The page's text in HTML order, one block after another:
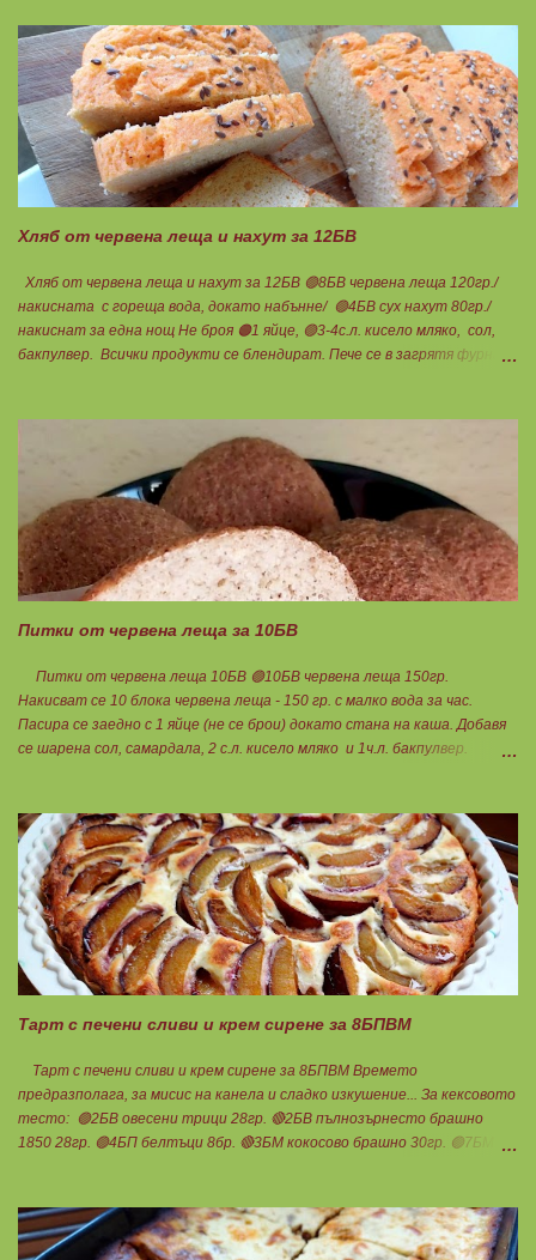
филтрация при качествените продукти отстранява млечната захар
и по този начин се избягват проблемите със алергии, задържане на
вода, подуване на стомаха, диария или друг тип дискомфорт.
Хляб от червена леща и нахут за 12БВ
Хляб от червена леща и нахут за 12БВ 🟢8БВ червена леща 120гр./
накисната с гореща вода, докато набънне/ 🟢4БВ сух нахут 80гр./
накиснат за една нощ Не броя 🟠1 яйце, 🟢3-4с.л. кисело мляко, сол,
бакпулвер. Всички продукти се блендират. Пече се в загрятя фурна
Питки от червена леща за 10БВ
Питки от червена леща 10БВ 🟢10БВ червена леща 150гр.
Накисват се 10 блока червена леща - 150 гр. с малко вода за час.
Пасира се заедно с 1 яйце (не се брои) докато стана на каша. Добавя
се шарена сол, самардала, 2 с.л. кисело мляко и 1ч.л. бакпулвер.
влажни ръце се оформят 10 еднакви топчета. Пече се в добре
загрята фурна на 200 градуса за 35-40 мин. Всяка питка е 1 блок
въглехидрат. Нека да ни е вкусно заедно! Споделено от Петя Чанева
Тарт с печени сливи и крем сирене за 8БПВМ
Тарт с печени сливи и крем сирене за 8БПВМ Времето
предразполага, за мисис на канела и сладко изкушение... За кексовото
тесто: 🟢2БВ овесени трици 28гр. 🔴2БВ пълнозърнесто брашно
1850 28гр. 🟢4БП белтъци 8бр. 🔴3БМ кокосово брашно 30гр. 🟢7БМ
добре и се оставя на страна да набъбне. За чийз крема: 🟢3БП
обезмаслено крем сирене Кауфланд 200гр. + 1 равна с.л скир 🟠1БП